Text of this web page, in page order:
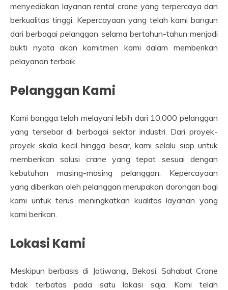
menyediakan layanan rental crane yang terpercaya dan
berkualitas tinggi. Kepercayaan yang telah kami bangun
dari berbagai pelanggan selama bertahun-tahun menjadi
bukti nyata akan komitmen kami dalam memberikan
pelayanan terbaik.
Pelanggan Kami
Kami bangga telah melayani lebih dari 10.000 pelanggan
yang tersebar di berbagai sektor industri. Dari proyek-
proyek skala kecil hingga besar, kami selalu siap untuk
memberikan solusi crane yang tepat sesuai dengan
kebutuhan masing-masing pelanggan. Kepercayaan
yang diberikan oleh pelanggan merupakan dorongan bagi
kami untuk terus meningkatkan kualitas layanan yang
kami berikan.
Lokasi Kami
Meskipun berbasis di Jatiwangi, Bekasi, Sahabat Crane
tidak terbatas pada satu lokasi saja. Kami telah